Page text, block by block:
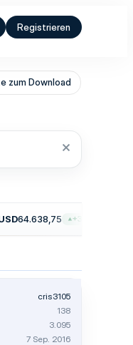
Registrieren
zum Download
64.638,75 +36,43 (+0,06 %)
cris3105
138
3.095
7 Sep. 2016